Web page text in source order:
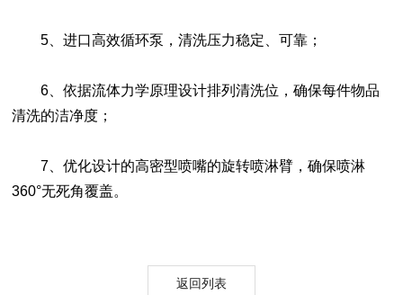
5、进口高效循环泵，清洗压力稳定、可靠；
6、依据流体力学原理设计排列清洗位，确保每件物品
清洗的洁净度；
7、优化设计的高密型喷嘴的旋转喷淋臂，确保喷淋
360°无死角覆盖。
返回列表